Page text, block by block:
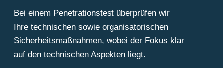
Bei einem Penetrationstest überprüfen wir
Ihre technischen sowie organisatorischen
Sicherheitsmaßnahmen, wobei der Fokus klar
auf den technischen Aspekten liegt.